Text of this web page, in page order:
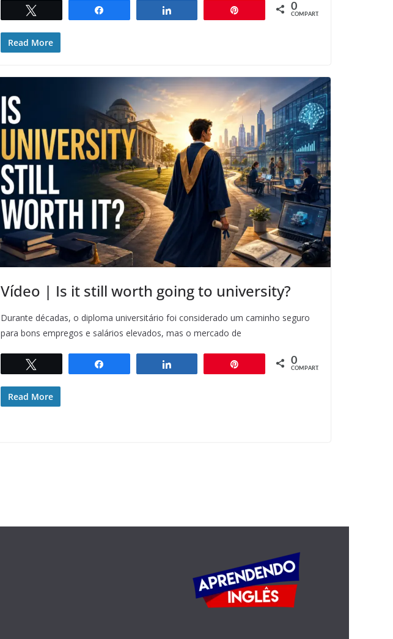
0
COMPART.
Read More
Vídeo | Is it still worth going to university?
Durante décadas, o diploma universitário foi considerado um caminho seguro
para bons empregos e salários elevados, mas o mercado de
0
COMPART.
Read More